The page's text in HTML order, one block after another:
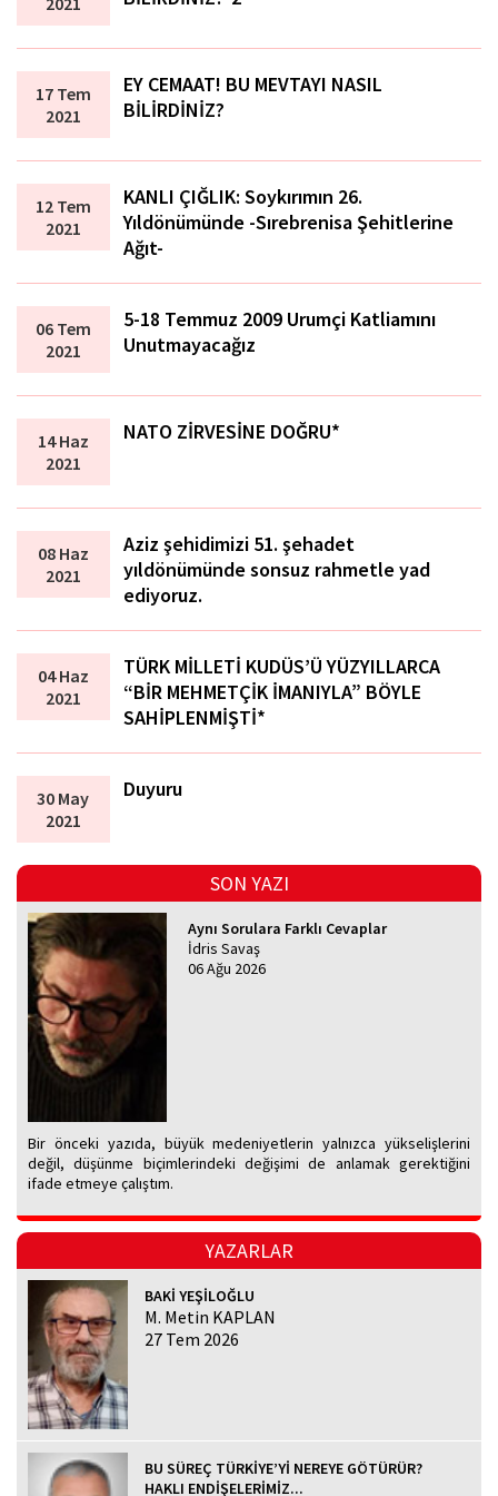
17 Tem
2021
EY CEMAAT! BU MEVTAYI NASIL
BİLİRDİNİZ?
12 Tem
2021
KANLI ÇIĞLIK: Soykırımın 26.
Yıldönümünde -Sırebrenisa Şehitlerine
Ağıt-
06 Tem
2021
5-18 Temmuz 2009 Urumçi Katliamını
Unutmayacağız
14 Haz
2021
NATO ZİRVESİNE DOĞRU*
08 Haz
2021
Aziz şehidimizi 51. şehadet
yıldönümünde sonsuz rahmetle yad
ediyoruz.
04 Haz
2021
TÜRK MİLLETİ KUDÜS’Ü YÜZYILLARCA
“BİR MEHMETÇİK İMANIYLA” BÖYLE
SAHİPLENMİŞTİ*
30 May
2021
Duyuru
SON YAZI
Aynı Sorulara Farklı Cevaplar
İdris Savaş
06 Ağu 2026
Bir önceki yazıda, büyük medeniyetlerin yalnızca yükselişlerini
değil, düşünme biçimlerindeki değişimi de anlamak gerektiğini
ifade etmeye çalıştım.
YAZARLAR
BAKİ YEŞİLOĞLU
M. Metin KAPLAN
27 Tem 2026
BU SÜREÇ TÜRKİYE’Yİ NEREYE GÖTÜRÜR?
HAKLI ENDİŞELERİMİZ...